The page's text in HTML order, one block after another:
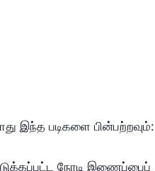
இந்த படிகளை பின்பற்றவும்:
நேரடி இணைப்பைப்